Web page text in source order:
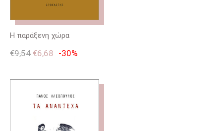
Η παράξενη χώρα
€9,54 €6,68 -30%